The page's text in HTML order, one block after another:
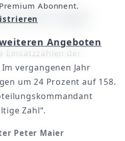
Dach toppt
Einsatzzahlen der
vergangenen Jahr
um 24 Prozent auf 158.
Zahl“.
Peter Maier
Abonnent.
Angeboten